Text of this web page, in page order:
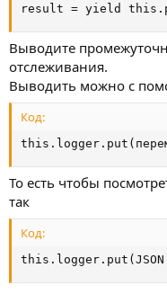
result = yield
Выводите
отслеживания.
Выводить можно с
Код:
То есть чтобы
так
Код: